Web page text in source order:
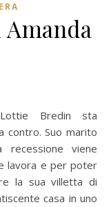
contro. Suo marito
viene
lavora e per poter
la sua villetta di
casa in uno